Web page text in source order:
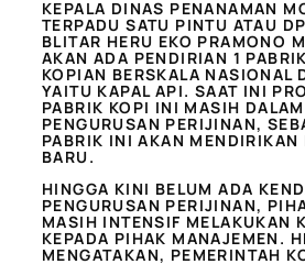
KEPALA DINAS PENANAMAN
TERPADU SATU PINTU ATAU
BLITAR HERU EKO PRAMONO
AKAN ADA PENDIRIAN 1
KOPIAN BERSKALA NASIONAL
YAITU KAPAL API. SAAT INI
PABRIK KOPI INI MASIH
PENGURUSAN PERIJINAN,
PABRIK INI AKAN MENDIRIKAN
BARU.
HINGGA KINI BELUM ADA
PENGURUSAN PERIJINAN,
MASIH INTENSIF MELAKUKAN
KEPADA PIHAK MANAJEMEN.
MENGATAKAN, PEMERINTAH